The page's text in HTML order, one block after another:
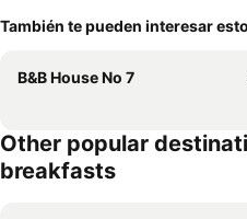
También te pueden interesar
B&B House No 7
Other popular
breakfasts